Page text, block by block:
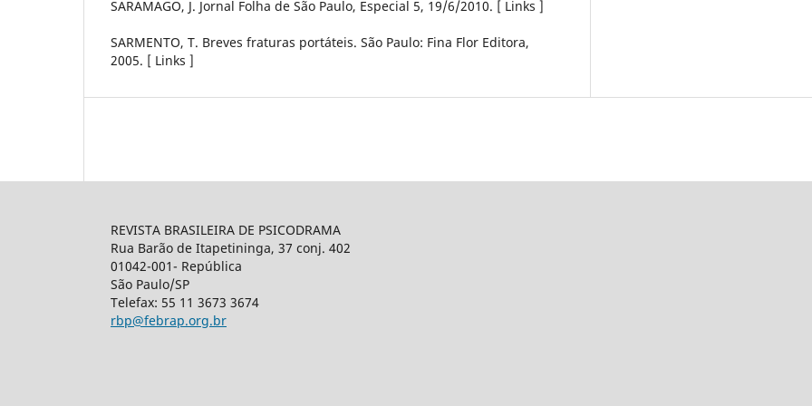
SARAMAGO, J. Jornal Folha de São Paulo, Especial 5, 19/6/2010. [ Links ]
SARMENTO, T. Breves fraturas portáteis. São Paulo: Fina Flor Editora,
2005. [ Links ]
REVISTA BRASILEIRA DE PSICODRAMA
Rua Barão de Itapetininga, 37 conj. 402
01042-001- República
São Paulo/SP
Telefax: 55 11 3673 3674
rbp@febrap.org.br